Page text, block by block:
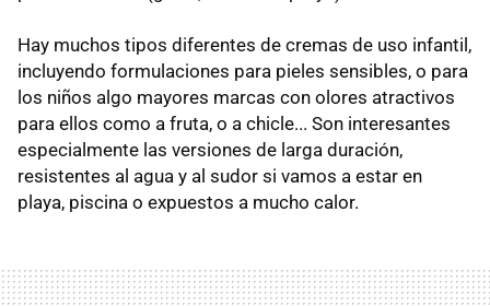
Hay muchos tipos diferentes de cremas de uso infantil,
incluyendo formulaciones para pieles sensibles, o para
los niños algo mayores marcas con olores atractivos
para ellos como a fruta, o a chicle... Son interesantes
especialmente las versiones de larga duración,
resistentes al agua y al sudor si vamos a estar en
playa, piscina o expuestos a mucho calor.